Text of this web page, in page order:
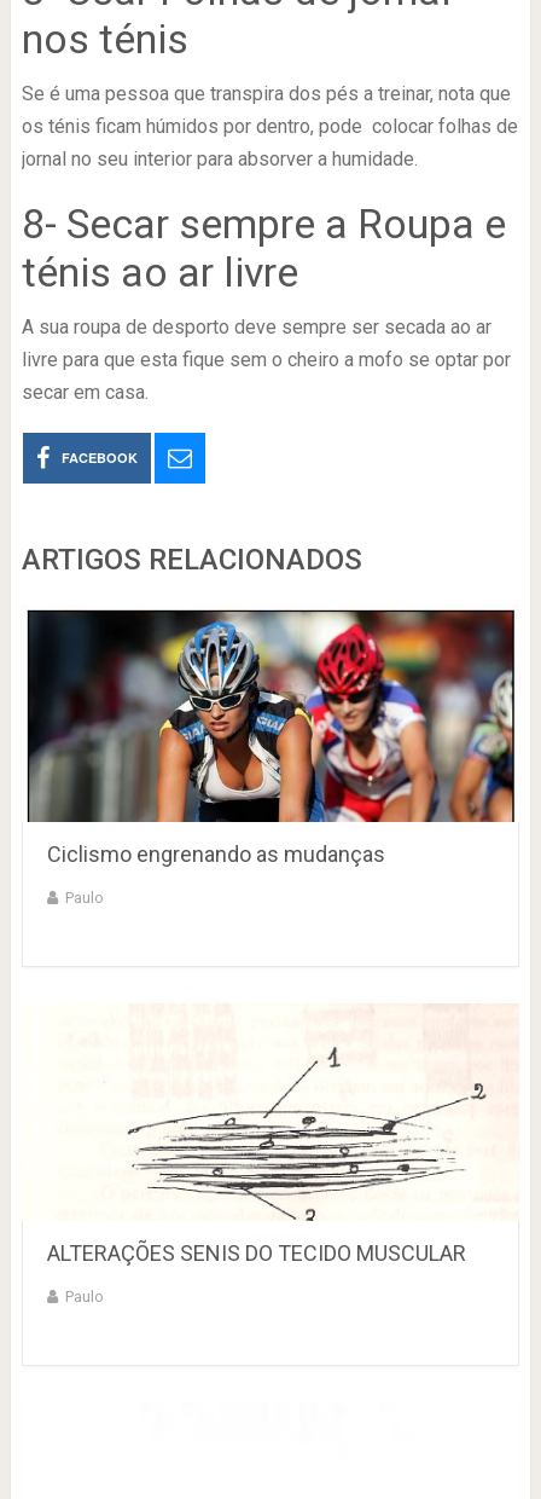
nos ténis
Se é uma pessoa que transpira dos pés a treinar, nota que
os ténis ficam húmidos por dentro, pode colocar folhas de
jornal no seu interior para absorver a humidade.
8- Secar sempre a Roupa e
ténis ao ar livre
A sua roupa de desporto deve sempre ser secada ao ar
livre para que esta fique sem o cheiro a mofo se optar por
secar em casa.
FACEBOOK
ARTIGOS RELACIONADOS
Ciclismo engrenando as mudanças
Paulo
ALTERAÇÕES SENIS DO TECIDO MUSCULAR
Paulo